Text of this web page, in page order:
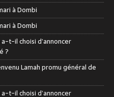
à Dombi
à Dombi
t-il choisi d’annoncer
?
Lamah promu général de
t-il choisi d’annoncer